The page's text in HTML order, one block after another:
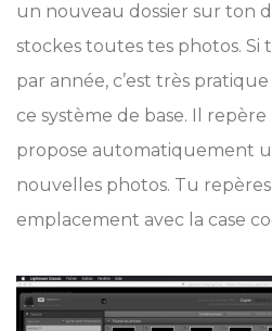
un nouveau dossier sur ton
stockes toutes tes photos. Si
par année, c’est très
ce système de base. Il
propose automatiquement
nouvelles photos. Tu
emplacement avec la case